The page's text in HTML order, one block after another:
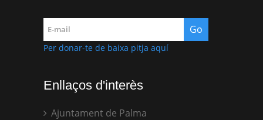
Per donar-te de baixa pitja aquí
Enllaços d'interès
Ajuntament de Palma